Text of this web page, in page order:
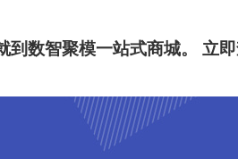
到数智聚模一站式商城。 立